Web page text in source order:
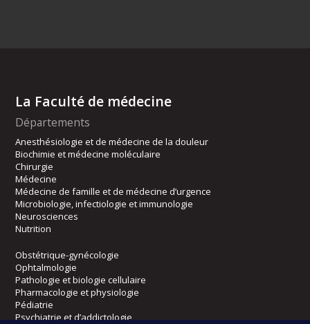
La Faculté de médecine
Départements
Anesthésiologie et de médecine de la douleur
Biochimie et médecine moléculaire
Chirurgie
Médecine
Médecine de famille et de médecine d’urgence
Microbiologie, infectiologie et immunologie
Neurosciences
Nutrition
Obstétrique-gynécologie
Ophtalmologie
Pathologie et biologie cellulaire
Pharmacologie et physiologie
Pédiatrie
Psychiatrie et d’addictologie